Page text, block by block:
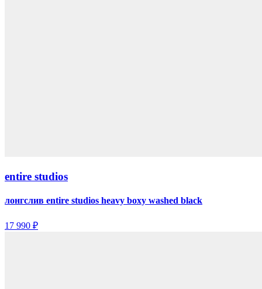
entire studios
лонгслив entire studios heavy boxy washed black
17 990 ₽